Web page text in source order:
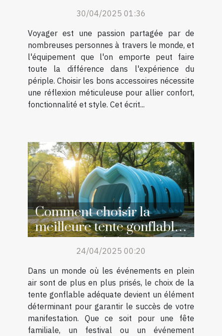
30/04/2025 01:36
Voyager est une passion partagée par de
nombreuses personnes à travers le monde, et
l'équipement que l'on emporte peut faire
toute la différence dans l'expérience du
périple. Choisir les bons accessoires nécessite
une réflexion méticuleuse pour allier confort,
fonctionnalité et style. Cet écrit...
Comment choisir la
meilleure tente gonflable
pour votre événement
24/04/2025 00:20
Dans un monde où les événements en plein
air sont de plus en plus prisés, le choix de la
tente gonflable adéquate devient un élément
déterminant pour garantir le succès de votre
manifestation. Que ce soit pour une fête
familiale, un festival ou un événement